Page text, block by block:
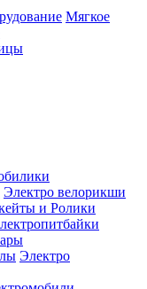
Мягкое
Электро велорикши
и Ролики
Электро